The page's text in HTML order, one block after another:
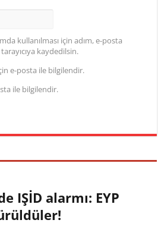
kullanılması için adım, e-posta
kaydedilsin.
e-posta ile bilgilendir.
ile bilgilendir.
IŞİD alarmı: EYP